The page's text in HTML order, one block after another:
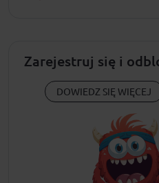
Zarejestruj się i
DOWIEDZ SIĘ WIĘCEJ